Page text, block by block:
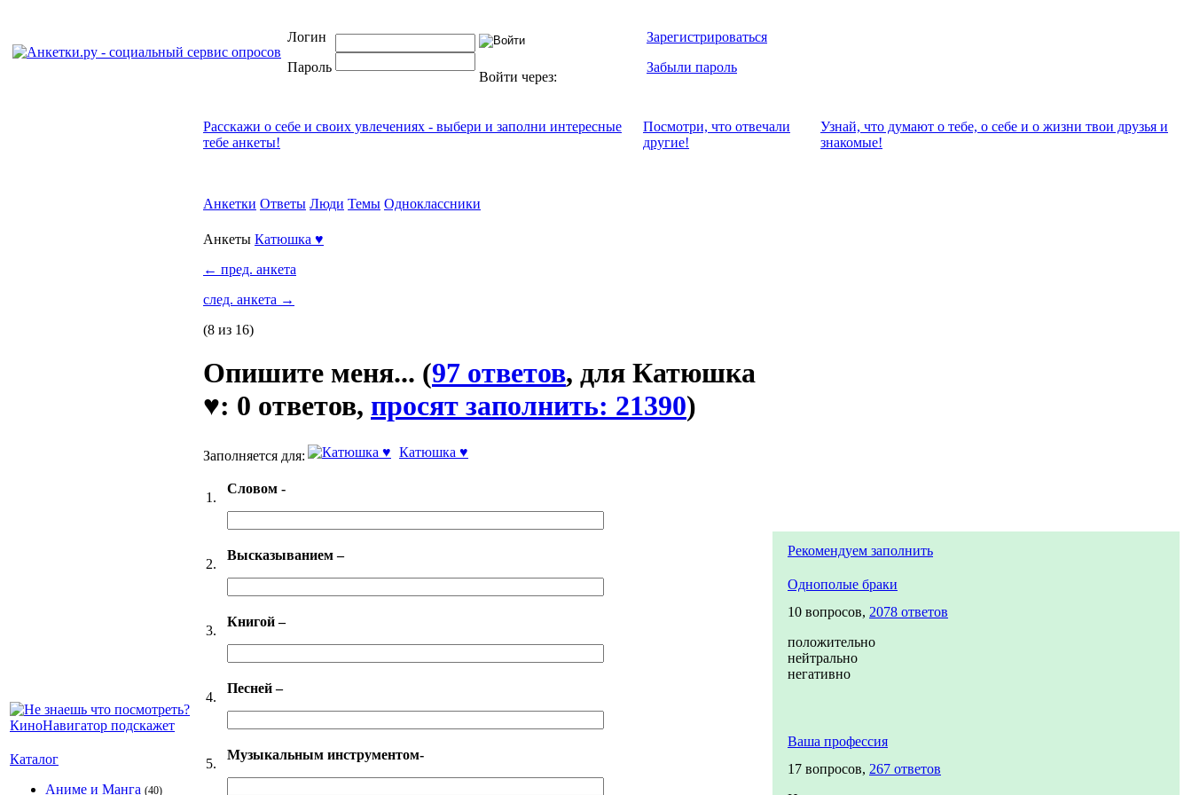
Логин
Пароль
Войти через:
Зарегистрироваться
Забыли пароль
Каталог
Аниме и Манга (40)
Расскажи о себе и своих увлечениях - выбери и заполни интересные
тебе анкеты!
Посмотри, что отвeчали
другие!
Узнай, что думают о тебе, о себе и о жизни твои друзья и
знакомые!
Анкетки Ответы Люди Темы Одноклассники
Анкеты Катюшка ♥
← пред. анкета
след. анкета →
(8 из 16)
Опишите меня... (97 ответов, для Катюшка
♥: 0 ответов, просят заполнить: 21390)
Заполняется для: Катюшка ♥
1.
Словом -
2.
Высказыванием –
3.
Книгой –
4.
Песней –
5.
Музыкальным инструментом-
Рекомендуем заполнить
Однополые браки
10 вопросов, 2078 ответов
положительно
нейтрально
негативно
Ваша профессия
17 вопросов, 267 ответов